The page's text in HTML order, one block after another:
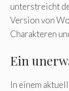
unterstreicht
Version von
Charakteren
Ein
In einem